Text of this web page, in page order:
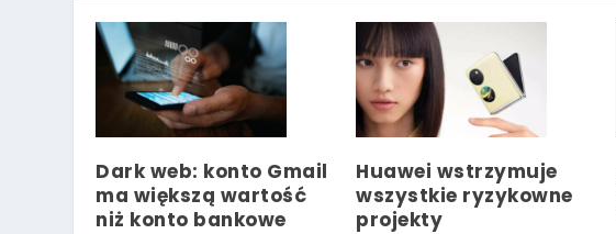
Dark web: konto Gmail
ma większą wartość
niż konto bankowe
Huawei wstrzymuje
wszystkie ryzykowne
projekty